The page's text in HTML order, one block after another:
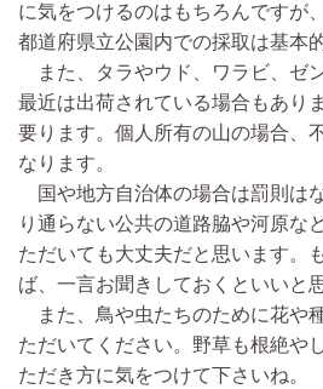
に気をつけるのはもちろんですが
都道府県立公園内での採取は基本
また、タラやウド、ワラビ、ゼ
最近は出荷されている場合もあり
要ります。個人所有の山の場合、
なります。
国や地方自治体の場合は罰則は
り通らない公共の道路脇や河原な
ただいても大丈夫だと思います。
ば、一言お聞きしておくといいと
また、鳥や虫たちのために花や
ただいてください。野草も根絶や
ただき方に気をつけて下さいね。